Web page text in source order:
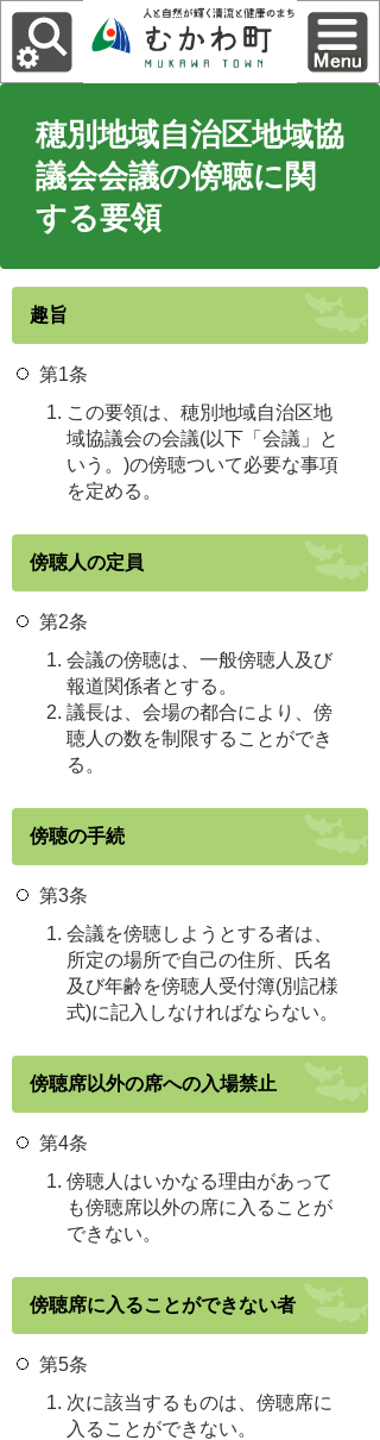
穂別地域自治区地域協
議会会議の傍聴に関
する要領
趣旨
第1条
この要領は、穂別地域自治区地
域協議会の会議(以下「会議」と
いう。)の傍聴ついて必要な事項
を定める。
傍聴人の定員
第2条
会議の傍聴は、一般傍聴人及び
報道関係者とする。
議長は、会場の都合により、傍
聴人の数を制限することができ
る。
傍聴の手続
第3条
会議を傍聴しようとする者は、
所定の場所で自己の住所、氏名
及び年齢を傍聴人受付簿(別記様
式)に記入しなければならない。
傍聴席以外の席への入場禁止
第4条
傍聴人はいかなる理由があって
も傍聴席以外の席に入ることが
できない。
傍聴席に入ることができない者
第5条
次に該当するものは、傍聴席に
入ることができない。